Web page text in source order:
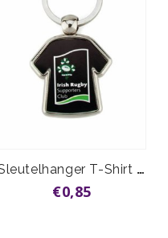
Sleutelhanger T-Shirt 1- zijde vanaf
€0,85